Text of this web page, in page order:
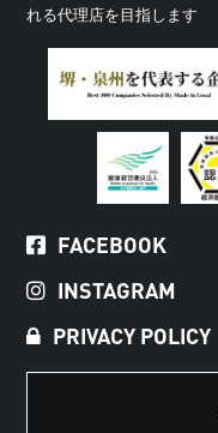
れる代理店を目指します
FACEBOOK
INSTAGRAM
PRIVACY POLICY